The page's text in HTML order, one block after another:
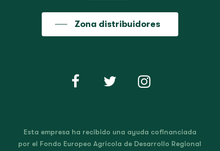
Zona distribuidores
Esta empresa ha recibido una ayuda cofinanciada
por el Fondo Europeo Agrícola de Desarrollo Regional